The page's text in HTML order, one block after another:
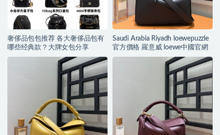
奢侈品包包推荐 各大奢侈品包有
哪些经典款？大牌女包分享
Saudi Arabia Riyadh loewepuzzle
官方價格 羅意威 loewe中國官網